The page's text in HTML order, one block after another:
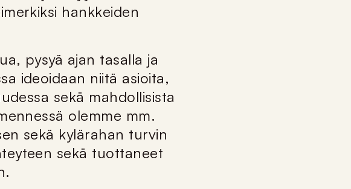
hankkeiden
pysyä ajan tasalla ja
ideoidaan niitä asioita,
sekä mahdollisista
olemme mm.
sekä kylärahan turvin
sekä tuottaneet